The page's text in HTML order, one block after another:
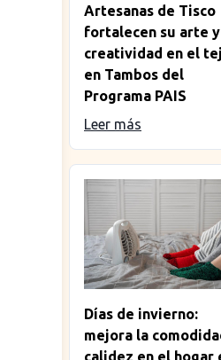
Artesanas de Tisco
fortalecen su arte y
creatividad en el
en Tambos del
Programa PAIS
Leer más
Días de invierno:
mejora la
calidez en el hogar